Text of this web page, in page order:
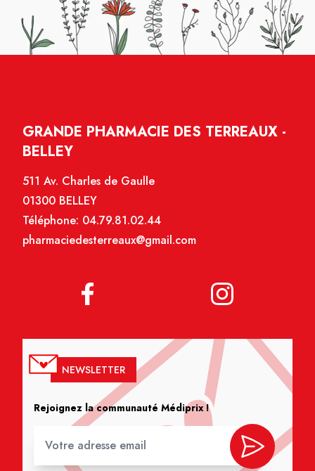
GRANDE PHARMACIE DES TERREAUX -
BELLEY
511 Av. Charles de Gaulle
01300 BELLEY
Téléphone: 04.79.81.02.44
pharmaciedesterreaux@gmail.com
NEWSLETTER
Rejoignez la communauté Médiprix !